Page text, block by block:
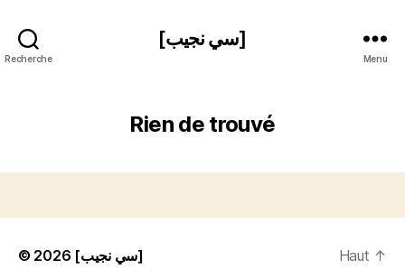
Recherche
[سي نجيب]
Menu
Rien de trouvé
© 2026 [سي نجيب] Haut ↑